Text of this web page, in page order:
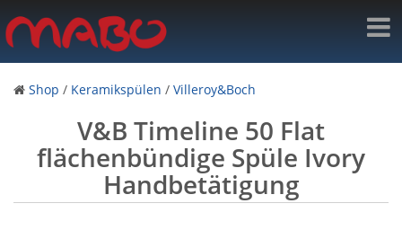
Shop / Keramikspülen / Villeroy&Boch
V&B Timeline 50 Flat
flächenbündige Spüle Ivory
Handbetätigung